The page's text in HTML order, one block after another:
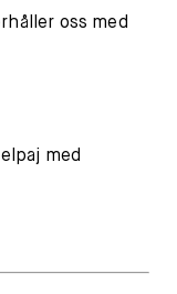
oss med
med